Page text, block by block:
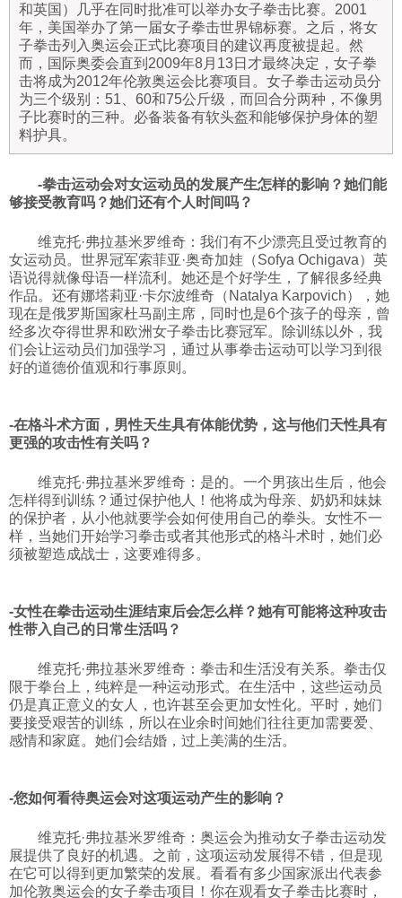
和英国）几乎在同时批准可以举办女子拳击比赛。2001
年，美国举办了第一届女子拳击世界锦标赛。之后，将女
子拳击列入奥运会正式比赛项目的建议再度被提起。然
而，国际奥委会直到2009年8月13日才最终决定，女子拳
击将成为2012年伦敦奥运会比赛项目。女子拳击运动员分
为三个级别：51、60和75公斤级，而回合分两种，不像男
子比赛时的三种。必备装备有软头盔和能够保护身体的塑
料护具。
-拳击运动会对女运动员的发展产生怎样的影响？她们能
够接受教育吗？她们还有个人时间吗？
维克托·弗拉基米罗维奇：我们有不少漂亮且受过教育的
女运动员。世界冠军索菲亚·奥奇加娃（Sofya Ochigava）英
语说得就像母语一样流利。她还是个好学生，了解很多经典
作品。还有娜塔莉亚·卡尔波维奇（Natalya Karpovich），她
现在是俄罗斯国家杜马副主席，同时也是6个孩子的母亲，曾
经多次夺得世界和欧洲女子拳击比赛冠军。除训练以外，我
们会让运动员们加强学习，通过从事拳击运动可以学习到很
好的道德价值观和行事原则。
-在格斗术方面，男性天生具有体能优势，这与他们天性具有
更强的攻击性有关吗？
维克托·弗拉基米罗维奇：是的。一个男孩出生后，他会
怎样得到训练？通过保护他人！他将成为母亲、奶奶和妹妹
的保护者，从小他就要学会如何使用自己的拳头。女性不一
样，当她们开始学习拳击或者其他形式的格斗术时，她们必
须被塑造成战士，这要难得多。
-女性在拳击运动生涯结束后会怎么样？她有可能将这种攻击
性带入自己的日常生活吗？
维克托·弗拉基米罗维奇：拳击和生活没有关系。拳击仅
限于拳台上，纯粹是一种运动形式。在生活中，这些运动员
仍是真正意义的女人，也许甚至会更加女性化。平时，她们
要接受艰苦的训练，所以在业余时间她们往往更加需要爱、
感情和家庭。她们会结婚，过上美满的生活。
-您如何看待奥运会对这项运动产生的影响？
维克托·弗拉基米罗维奇：奥运会为推动女子拳击运动发
展提供了良好的机遇。之前，这项运动发展得不错，但是现
在它可以得到更加繁荣的发展。看看有多少国家派出代表参
加伦敦奥运会的女子拳击项目！你在观看女子拳击比赛时，